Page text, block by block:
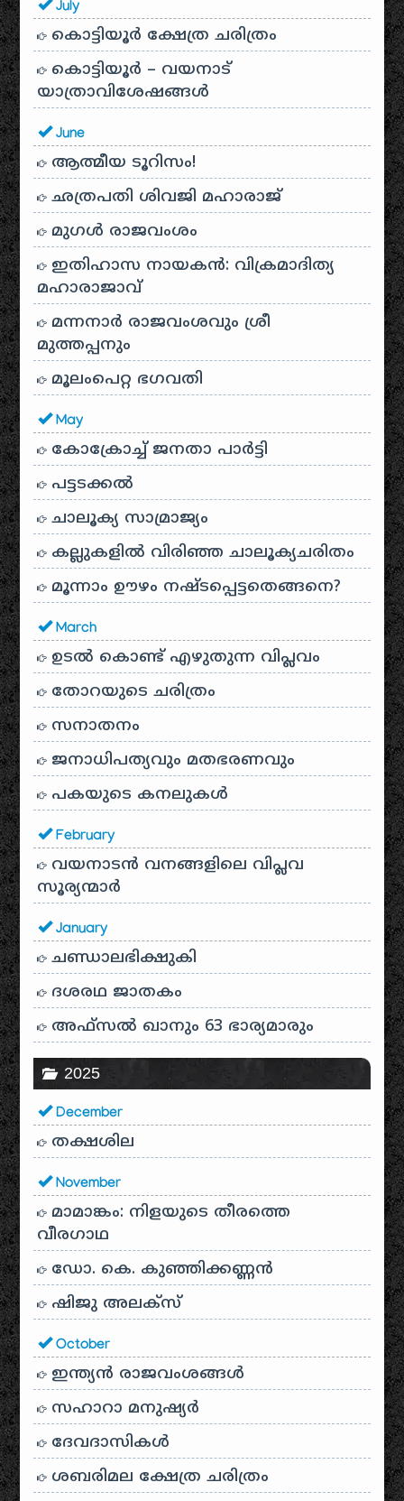
July
കൊട്ടിയൂർ ക്ഷേത്ര ചരിത്രം
കൊട്ടിയൂർ – വയനാട്
യാത്രാവിശേഷങ്ങൾ
June
ആത്മീയ ടൂറിസം!
ഛത്രപതി ശിവജി മഹാരാജ്
മുഗൾ രാജവംശം
ഇതിഹാസ നായകൻ: വിക്രമാദിത്യ
മഹാരാജാവ്
മന്നനാർ രാജവംശവും ശ്രീ
മുത്തപ്പനും
മൂലംപെറ്റ ഭഗവതി
May
കോക്രോച്ച് ജനതാ പാർട്ടി
പട്ടടക്കൽ
ചാലൂക്യ സാമ്രാജ്യം
കല്ലുകളിൽ വിരിഞ്ഞ ചാലൂക്യചരിതം
മൂന്നാം ഊഴം നഷ്ടപ്പെട്ടതെങ്ങനെ?
March
ഉടൽ കൊണ്ട് എഴുതുന്ന വിപ്ലവം
തോറയുടെ ചരിത്രം
സനാതനം
ജനാധിപത്യവും മതഭരണവും
പകയുടെ കനലുകൾ
February
വയനാടൻ വനങ്ങളിലെ വിപ്ലവ
സൂര്യന്മാർ
January
ചണ്ഡാലഭിക്ഷുകി
ദശരഥ ജാതകം
അഫ്സൽ ഖാനും 63 ഭാര്യമാരും
2025
December
തക്ഷശില
November
മാമാങ്കം: നിളയുടെ തീരത്തെ
വീരഗാഥ
ഡോ. കെ. കുഞ്ഞിക്കണ്ണൻ
ഷിജു അലക്സ്
October
ഇന്ത്യൻ രാജവംശങ്ങൾ
സഹാറാ മനുഷ്യർ
ദേവദാസികൾ
ശബരിമല ക്ഷേത്ര ചരിത്രം